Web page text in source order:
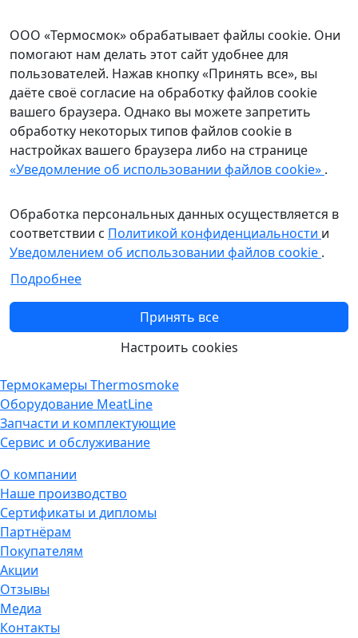
Уведомление о файлах cookie
ООО «Термосмок» обрабатывает файлы cookie. Они
помогают нам делать этот сайт удобнее для
пользователей. Нажав кнопку «Принять все», вы
даёте своё согласие на обработку файлов cookie
вашего браузера. Однако вы можете запретить
обработку некоторых типов файлов cookie в
настройках вашего браузера либо на странице
«Уведомление об использовании файлов cookie» .
Обработка персональных данных осуществляется в
соответствии с Политикой конфиденциальности и
Уведомлением об использовании файлов cookie .
Подробнее
Принять все
Настроить cookies
Термокамеры Thermosmoke
Оборудование MeatLine
Запчасти и комплектующие
Сервис и обслуживание
О компании
Наше производство
Сертификаты и дипломы
Партнёрам
Покупателям
Акции
Отзывы
Медиа
Контакты